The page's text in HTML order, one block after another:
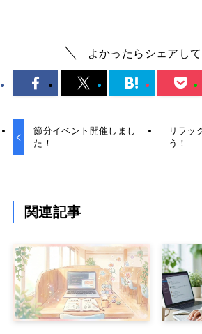
よかったらシェアして
節分イベント開催しまし
た！
リラッ
う！
関連記事